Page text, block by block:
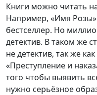
Книги можно читать
Например, «Имя
бестселлер. Но
детектив. В таком же
не детектив, так же
«Преступление и
того чтобы выявить
нужно серьёзное